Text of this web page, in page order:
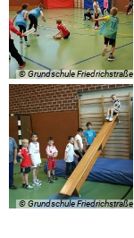
© Grundschule Friedrichstraße
© Grundschule Friedrichstraße